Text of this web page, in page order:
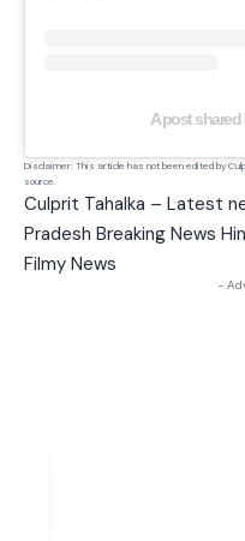
A post shared
Disclaimer: This article has not been edited by
source.
Culprit Tahalka – Latest
Pradesh Breaking News
Filmy News
-